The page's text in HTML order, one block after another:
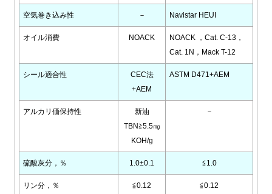
空気巻き込み性 － Navistar HEUI
オイル消費 NOACK
NOACK ，Cat. C-13，
Cat. 1N，Mack T-12
シール適合性
CEC法
+AEM
ASTM D471+AEM
アルカリ価保持性
新油
TBN≧5.5㎎
KOH/g
－
硫酸灰分，％ 1.0±0.1 ≦1.0
リン分，％ ≦0.12 ≦0.12